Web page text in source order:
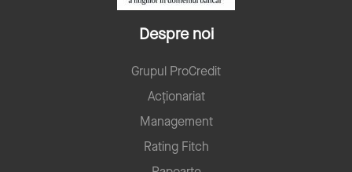
Despre noi
Grupul ProCredit
Acționariat
Management
Rating Fitch